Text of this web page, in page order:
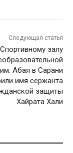
Следующая статья
Спортивному залу
Абая в Сарани
имя сержанта
защиты
Хайрата Хали